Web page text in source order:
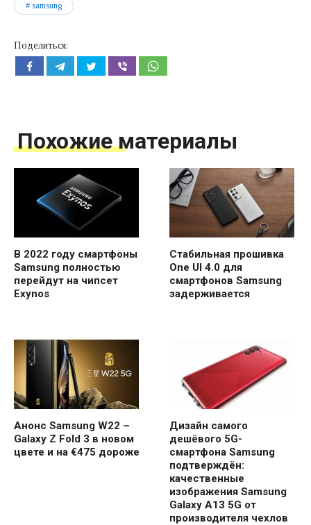
samsung
Поделиться:
Похожие материалы
В 2022 году смартфоны
Samsung полностью
перейдут на чипсет
Exynos
Стабильная прошивка
One UI 4.0 для
смартфонов Samsung
задерживается
Анонс Samsung W22 –
Galaxy Z Fold 3 в новом
цвете и на €475 дороже
Дизайн самого
дешёвого 5G-
смартфона Samsung
подтверждён:
качественные
изображения Samsung
Galaxy A13 5G от
производителя чехлов